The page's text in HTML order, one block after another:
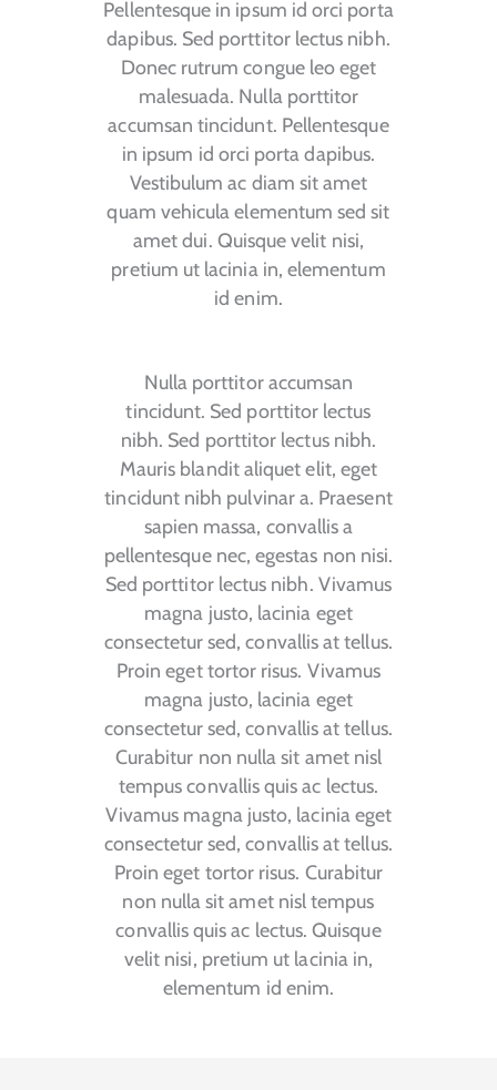
Pellentesque in ipsum id orci porta
dapibus. Sed porttitor lectus nibh.
Donec rutrum congue leo eget
malesuada. Nulla porttitor
accumsan tincidunt. Pellentesque
in ipsum id orci porta dapibus.
Vestibulum ac diam sit amet
quam vehicula elementum sed sit
amet dui. Quisque velit nisi,
pretium ut lacinia in, elementum
id enim.
Nulla porttitor accumsan
tincidunt. Sed porttitor lectus
nibh. Sed porttitor lectus nibh.
Mauris blandit aliquet elit, eget
tincidunt nibh pulvinar a. Praesent
sapien massa, convallis a
pellentesque nec, egestas non nisi.
Sed porttitor lectus nibh. Vivamus
magna justo, lacinia eget
consectetur sed, convallis at tellus.
Proin eget tortor risus. Vivamus
magna justo, lacinia eget
consectetur sed, convallis at tellus.
Curabitur non nulla sit amet nisl
tempus convallis quis ac lectus.
Vivamus magna justo, lacinia eget
consectetur sed, convallis at tellus.
Proin eget tortor risus. Curabitur
non nulla sit amet nisl tempus
convallis quis ac lectus. Quisque
velit nisi, pretium ut lacinia in,
elementum id enim.